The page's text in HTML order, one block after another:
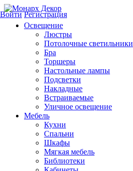
Освещение
Люстры
Потолочные светильники
Бра
Торшеры
Настольные лампы
Подсветки
Накладные
Встраиваемые
Уличное освещение
Мебель
Кухни
Спальни
Шкафы
Мягкая мебель
Библиотеки
Войти Регистрация